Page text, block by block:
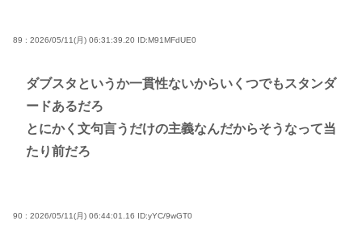
89 : 2026/05/11(月) 06:31:39.20 ID:M91MFdUE0
ダブスタというか一貫性ないからいくつでもスタンダ
ードあるだろ
とにかく文句言うだけの主義なんだからそうなって当
たり前だろ
90 : 2026/05/11(月) 06:44:01.16 ID:yYC/9wGT0